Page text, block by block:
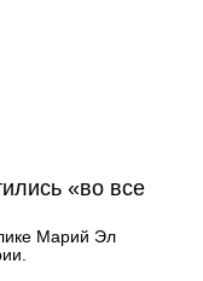
«во все
Марий Эл